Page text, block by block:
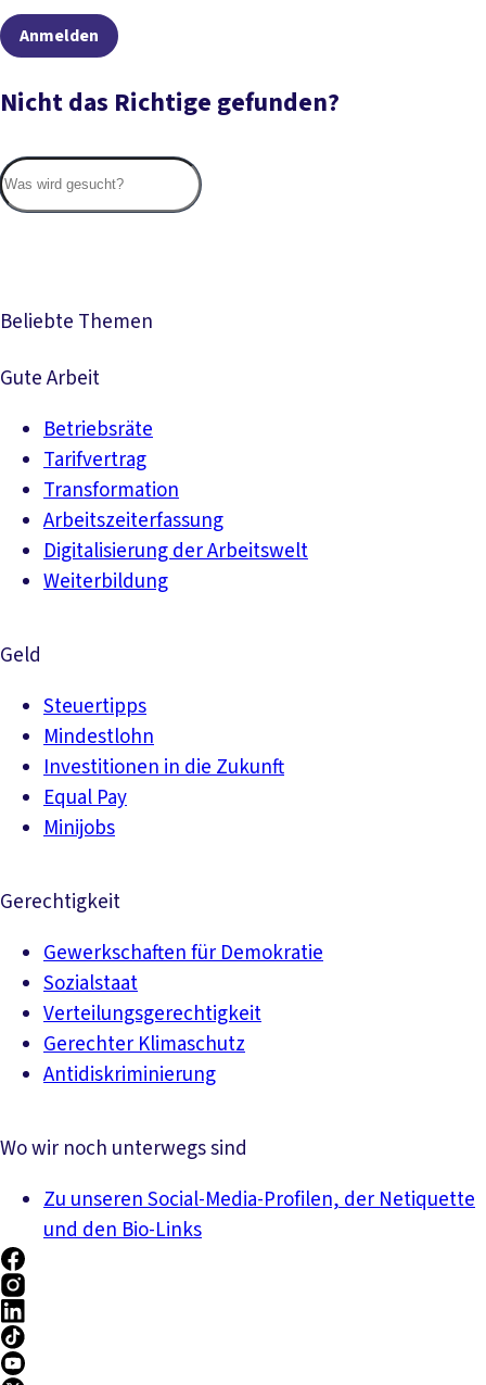
Anmelden
Nicht das Richtige gefunden?
Beliebte Themen
Gute Arbeit
Betriebsräte
Tarifvertrag
Transformation
Arbeitszeiterfassung
Digitalisierung der Arbeitswelt
Weiterbildung
Geld
Steuertipps
Mindestlohn
Investitionen in die Zukunft
Equal Pay
Minijobs
Gerechtigkeit
Gewerkschaften für Demokratie
Sozialstaat
Verteilungsgerechtigkeit
Gerechter Klimaschutz
Antidiskriminierung
Wo wir noch unterwegs sind
Zu unseren Social-Media-Profilen, der Netiquette
und den Bio-Links